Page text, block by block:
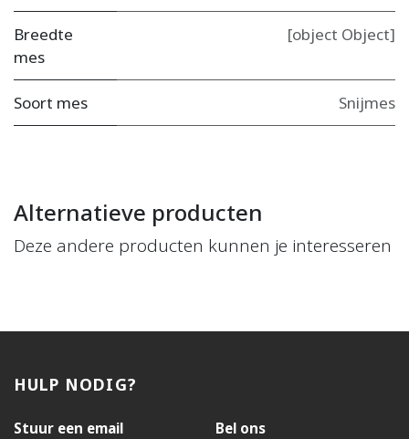
Breedte
mes
[object Object]
Soort mes Snijmes
Alternatieve producten
Deze andere producten kunnen je interesseren
HULP NODIG?
Stuur een email Bel ons